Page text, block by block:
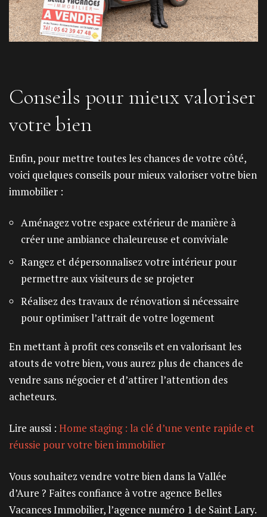
Conseils pour mieux valoriser
votre bien
Enfin, pour mettre toutes les chances de votre côté,
voici quelques conseils pour mieux valoriser votre bien
immobilier :
Aménagez votre espace extérieur de manière à
créer une ambiance chaleureuse et conviviale
Rangez et dépersonnalisez votre intérieur pour
permettre aux visiteurs de se projeter
Réalisez des travaux de rénovation si nécessaire
pour optimiser l’attrait de votre logement
En mettant à profit ces conseils et en valorisant les
atouts de votre bien, vous aurez plus de chances de
vendre sans négocier et d’attirer l’attention des
acheteurs.
Lire aussi : Home staging : la clé d’une vente rapide et
réussie pour votre bien immobilier
Vous souhaitez vendre votre bien dans la Vallée
d’Aure ? Faites confiance à votre agence Belles
Vacances Immobilier, l’agence numéro 1 de Saint Lary.